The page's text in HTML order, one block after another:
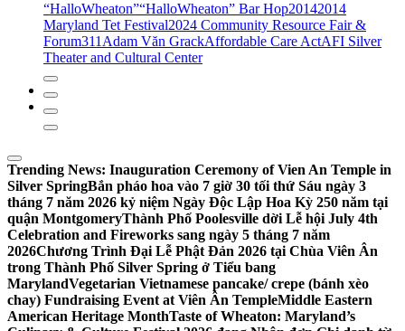
“HalloWheaton”“HalloWheaton” Bar Hop20142014
Maryland Tet Festival2024 Community Resource Fair &
Forum311 Adam Văn GrackAffordable Care ActAFI Silver
Theater and Cultural Center
Trending News: Inauguration Ceremony of Vien An Temple in
Silver SpringBắn pháo hoa vào 7 giờ 30 tối thứ Sáu ngày 3
tháng 7 năm 2026 kỷ niệm Ngày Độc Lập Hoa Kỳ 250 năm tại
quận MontgomeryThành Phố Poolesville dời Lễ hội July 4th
Celebration and Fireworks sang ngày 5 tháng 7 năm
2026Chương Trình Đại Lễ Phật Đản 2026 tại Chùa Viên Ân
trong Thành Phố Silver Spring ở Tiểu bang
MarylandVegetarian Vietnamese pancake/ crepe (bánh xèo
chay) Fundraising Event at Viên Ân TempleMiddle Eastern
American Heritage MonthTaste of Wheaton: Maryland’s